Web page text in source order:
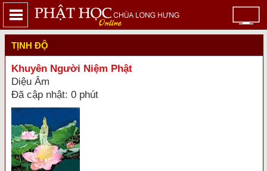
TỊNH ĐỘ
Khuyên Người Niệm Phật
Diệu Âm
Đã cập nhật: 0 phút